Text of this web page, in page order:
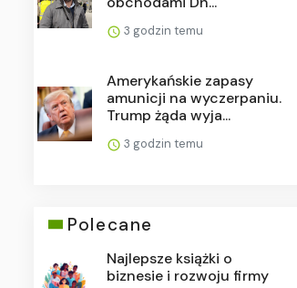
3 godzin temu
Amerykańskie zapasy
amunicji na wyczerpaniu.
Trump żąda wyja...
3 godzin temu
Polecane
Najlepsze książki o
biznesie i rozwoju firmy